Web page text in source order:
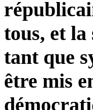
tous, et
tant que
être mis